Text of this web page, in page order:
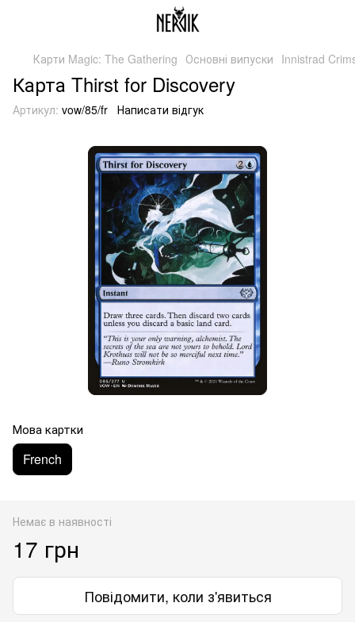
Карти Magic: The Gathering Основні випуски Innistrad
Карта Thirst for Discovery
Артикул: vow/85/fr Написати відгук
Мова картки
French
Немає в наявності
17 грн
Повідомити, коли з'явиться